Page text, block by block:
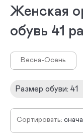
Женская
обувь 41
Весна-Осень
Размер обуви: 41
Сортировать: